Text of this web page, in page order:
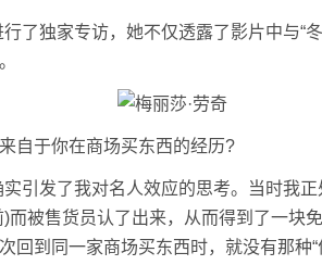
了独家专访，她不仅透露了影片中与“
自于你在商场买东西的经历?
引发了我对名人效应的思考。当时我
而被售货员认了出来，从而得到了一块
回到同一家商场买东西时，就没有那种